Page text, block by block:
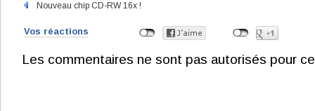
Nouveau chip CD-RW 16x !
Vos réactions
Les commentaires ne sont pas autorisés pour